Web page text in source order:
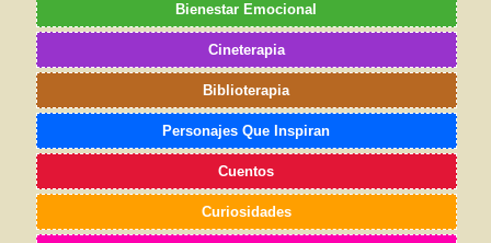
Bienestar Emocional
Cineterapia
Biblioterapia
Personajes Que Inspiran
Cuentos
Curiosidades